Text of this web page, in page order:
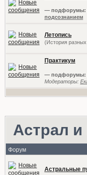
— подфорумы:
подсознанием
Летопись
(История
Практикум
— подфорумы:
Модераторы:
Астрал
Форум
Астральные